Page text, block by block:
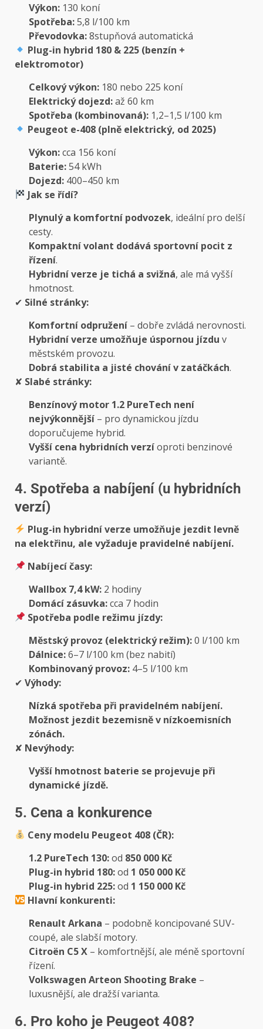
Výkon: 130 koní
Spotřeba:5,8 l/100 km
Převodovka:8stupňová automatická
Plug-in hybrid 180 & 225 (benzín +
elektromotor)
Celkový výkon: 180 nebo 225 koní
Elektrický dojezd:až 60 km
Spotřeba (kombinovaná): 1,2–1,5 l/100 km
Peugeot e-408 (plně elektrický, od 2025)
Výkon:cca 156 koní
Baterie:54 kWh
Dojezd: 400–450 km
Jak se řídí?
Plynulý a komfortní podvozek, ideální pro delší
cesty.
Kompaktní volant dodává sportovní pocit z
řízení.
Hybridní verze je tichá a svižná, ale má vyšší
hmotnost.
✔ Silné stránky:
Komfortní odpružení – dobře zvládá nerovnosti.
Hybridní verze umožňuje úspornou jízdu v
městském provozu.
Dobrá stabilita a jisté chování v zatáčkách.
✘ Slabé stránky:
Benzínový motor 1.2 PureTech není
nejvýkonnější – pro dynamickou jízdu
doporučujeme hybrid.
Vyšší cena hybridních verzíoproti benzinové
variantě.
4. Spotřeba a nabíjení (u hybridních
verzí)
Plug-in hybridní verze umožňuje jezdit levně
na elektřinu, ale vyžaduje pravidelné nabíjení.
Nabíjecí časy:
Wallbox 7,4 kW: 2 hodiny
Domácí zásuvka:cca 7 hodin
Spotřeba podle režimu jízdy:
Městský provoz (elektrický režim):0 l/100 km
Dálnice:6–7 l/100 km (bez nabití)
Kombinovaný provoz: 4–5 l/100 km
✔ Výhody:
Nízká spotřeba při pravidelném nabíjení.
Možnost jezdit bezemisně v nízkoemisních
zónách.
✘ Nevýhody:
Vyšší hmotnost baterie se projevuje při
dynamické jízdě.
5. Cena a konkurence
Ceny modelu Peugeot 408 (ČR):
1.2 PureTech 130:od 850 000 Kč
Plug-in hybrid 180:od 1 050 000 Kč
Plug-in hybrid 225:od 1 150 000 Kč
Hlavní konkurenti:
Renault Arkana – podobně koncipované SUV-
coupé, ale slabší motory.
Citroën C5 X – komfortnější, ale méně sportovní
řízení.
Volkswagen Arteon Shooting Brake –
luxusnější, ale dražší varianta.
6. Pro koho je Peugeot 408?